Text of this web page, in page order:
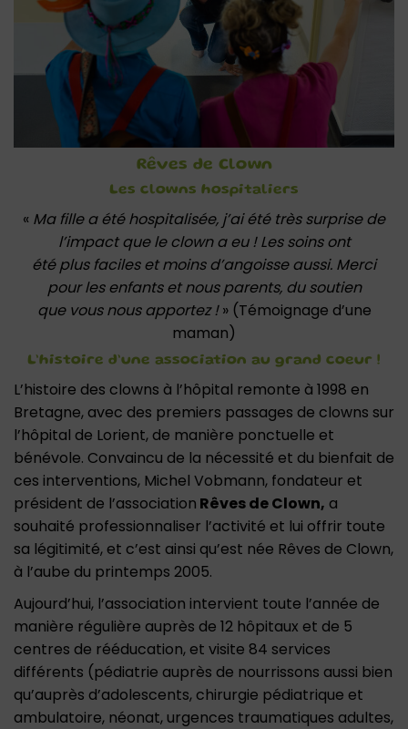
Rêves de Clown
Les clowns hospitaliers
« Ma fille a été hospitalisée, j’ai été très surprise de
l’impact que le clown a eu ! Les soins ont
été plus faciles et moins d’angoisse aussi. Merci
pour les enfants et nous parents, du soutien
que vous nous apportez !» (Témoignage d’une
maman)
L’histoire d’une association au grand coeur !
L’histoire des clowns à l’hôpital remonte à 1998 en
Bretagne, avec des premiers passages de clowns sur
l’hôpital de Lorient, de manière ponctuelle et
bénévole. Convaincu de la nécessité et du bienfait de
ces interventions, Michel Vobmann, fondateur et
président de l’association Rêves de Clown, a
souhaité professionnaliser l’activité et lui offrir toute
sa légitimité, et c’est ainsi qu’est née Rêves de Clown,
à l’aube du printemps 2005.
Aujourd’hui, l’association intervient toute l’année de
manière régulière auprès de 12 hôpitaux et de 5
centres de rééducation, et visite 84 services
différents (pédiatrie auprès de nourrissons aussi bien
qu’auprès d’adolescents, chirurgie pédiatrique et
ambulatoire, néonat, urgences traumatiques adultes,